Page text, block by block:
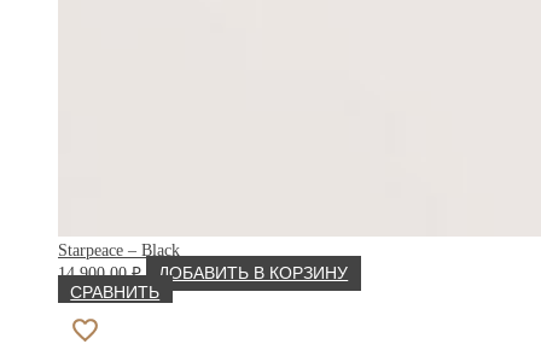
Starpeace – Black
14 900.00₽
ДОБАВИТЬ В КОРЗИНУ
СРАВНИТЬ